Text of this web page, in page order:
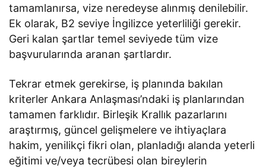
tamamlanırsa, vize neredeyse alınmış denilebilir.
Ek olarak, B2 seviye İngilizce yeterliliği gerekir.
Geri kalan şartlar temel seviyede tüm vize
başvurularında aranan şartlardır.
Tekrar etmek gerekirse, iş planında bakılan
kriterler Ankara Anlaşması’ndaki iş planlarından
tamamen farklıdır. Birleşik Krallık pazarlarını
araştırmış, güncel gelişmelere ve ihtiyaçlara
hakim, yenilikçi fikri olan, planladığı alanda yeterli
eğitimi ve/veya tecrübesi olan bireylerin